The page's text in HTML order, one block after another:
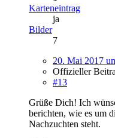
Karteneintrag
ja
Bilder
7
20. Mai 2017
Offizieller
#13
Grüße Dich! Ich
berichten, wie es um
Nachzuchten steht.